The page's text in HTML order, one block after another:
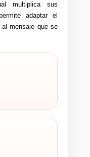
multiplica sus
adaptar el
mensaje que se